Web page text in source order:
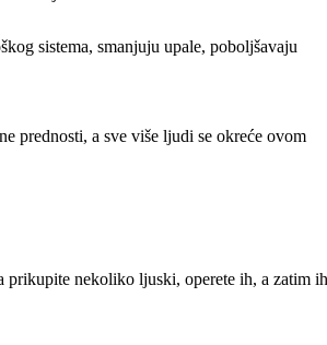
sistema, smanjuju upale, poboljšavaju
prednosti, a sve više ljudi se okreće ovom
prikupite nekoliko ljuski, operete ih, a zatim ih